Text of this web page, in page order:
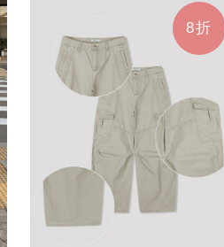
8折